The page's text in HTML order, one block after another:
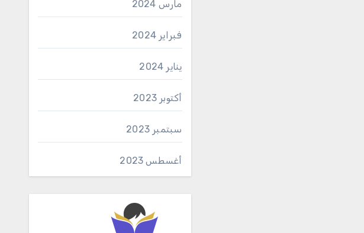
مارس 2024
فبراير 2024
يناير 2024
أكتوبر 2023
سبتمبر 2023
أغسطس 2023